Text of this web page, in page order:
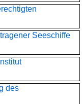
Seeschiffe
des